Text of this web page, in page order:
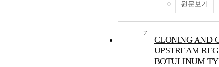
원문보기
7
CLONING AND
UPSTREAM
BOTULINUM